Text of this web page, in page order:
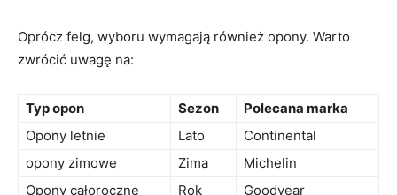
Oprócz felg, wyboru wymagają również opony. Warto
zwrócić uwagę na:
Typ opon Sezon
Polecana marka
Opony letnie
Lato
Continental
opony ⁢zimowe
Zima
Michelin
Opony całoroczne
Rok Goodyear